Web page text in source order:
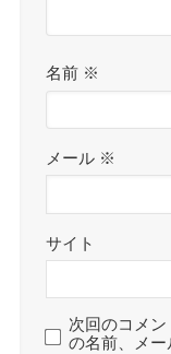
名前 ※
メール ※
サイト
次回のコメ
の名前、メー